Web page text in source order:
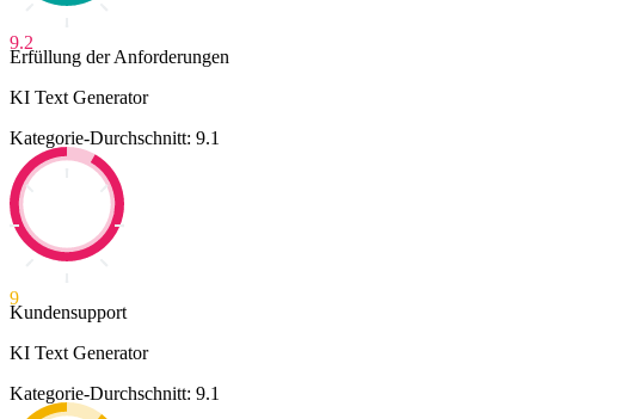
9.2
Erfüllung der Anforderungen
KI Text Generator
Kategorie-Durchschnitt: 9.1
9
Kundensupport
KI Text Generator
Kategorie-Durchschnitt: 9.1